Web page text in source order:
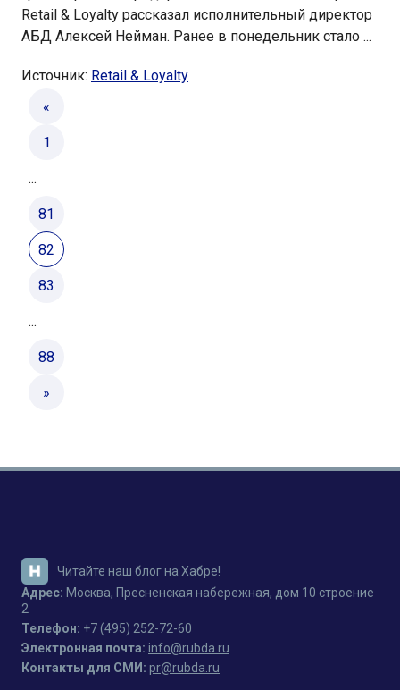
Retail & Loyalty рассказал исполнительный директор
АБД Алексей Нейман. Ранее в понедельник стало ...
Источник: Retail & Loyalty
«
1
...
81
82
83
...
88
»
Читайте наш блог на Хабре!
Адрес: Москва, Пресненская набережная, дом 10 строение
2
Телефон: +7 (495) 252-72-60
Электронная почта: info@rubda.ru
Контакты для СМИ: pr@rubda.ru